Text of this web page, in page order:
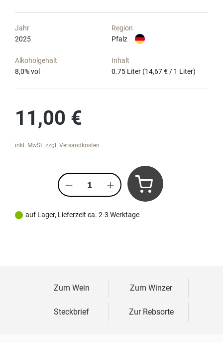
Jahr
2025
Region
Pfalz
Alkoholgehalt
8,0% vol
Inhalt
0.75 Liter (14,67 € / 1 Liter)
11,00 €
inkl. MwSt. zzgl. Versandkosten
Produkt Anzahl: Gib den
auf Lager, Lieferzeit ca. 2-3 Werktage
Zum Wein Zum Winzer
Steckbrief Zur Rebsorte